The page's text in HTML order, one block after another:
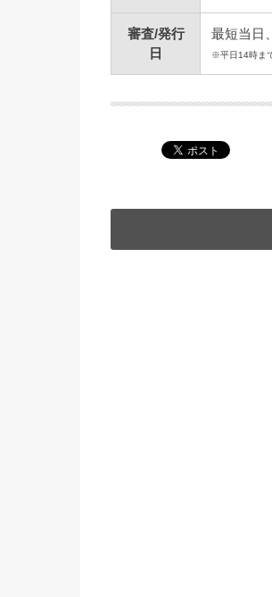
審査/発行
日
最短当日
※平日14時ま